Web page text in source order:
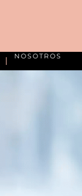
NOSOTROS